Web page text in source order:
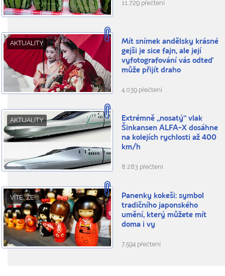
11.729 přečtení
AKTUALITY
Mít snímek andělsky krásné
gejši je sice fajn, ale její
vyfotografování vás odteď
může přijít draho
4.039 přečtení
AKTUALITY
Extrémně „nosatý“ vlak
Šinkansen ALFA-X dosáhne
na kolejích rychlosti až 400
km/h
8.283 přečtení
VÍTE, ŽE...
Panenky kokeši: symbol
tradičního japonského
umění, který můžete mít
doma i vy
7.594 přečtení